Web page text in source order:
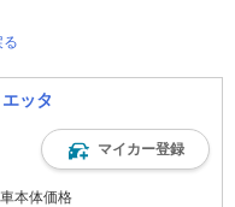
る
ッタ
マイカー登録
本体価格